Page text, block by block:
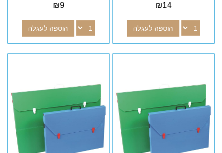
₪14
הוספה לעגלה
₪9
הוספה לעגלה